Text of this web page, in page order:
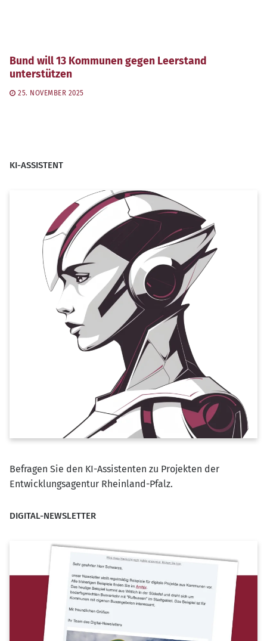
Bund will 13 Kommunen gegen Leerstand
unterstützen
25. NOVEMBER 2025
KI-ASSISTENT
Befragen Sie den KI-Assistenten zu Projekten der
Entwicklungsagentur Rheinland-Pfalz.
DIGITAL-NEWSLETTER